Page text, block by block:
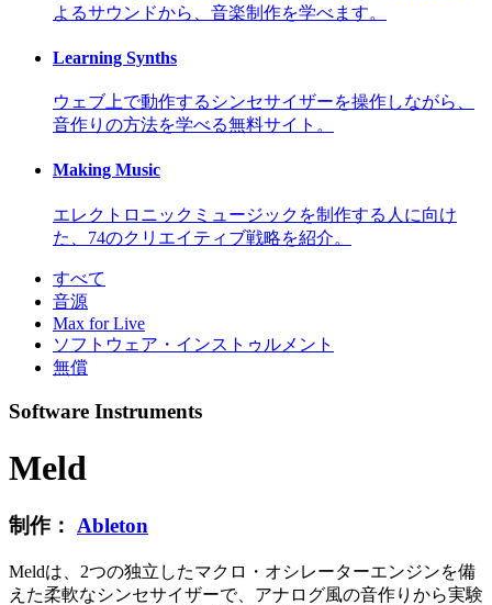
よるサウンドから、音楽制作を学べます。
Learning Synths
ウェブ上で動作するシンセサイザーを操作しながら、
音作りの方法を学べる無料サイト。
Making Music
エレクトロニックミュージックを制作する人に向け
た、74のクリエイティブ戦略を紹介。
すべて
音源
Max for Live
ソフトウェア・インストゥルメント
無償
Software Instruments
Meld
制作： Ableton
Meldは、2つの独立したマクロ・オシレーターエンジンを備
えた柔軟なシンセサイザーで、アナログ風の音作りから実験